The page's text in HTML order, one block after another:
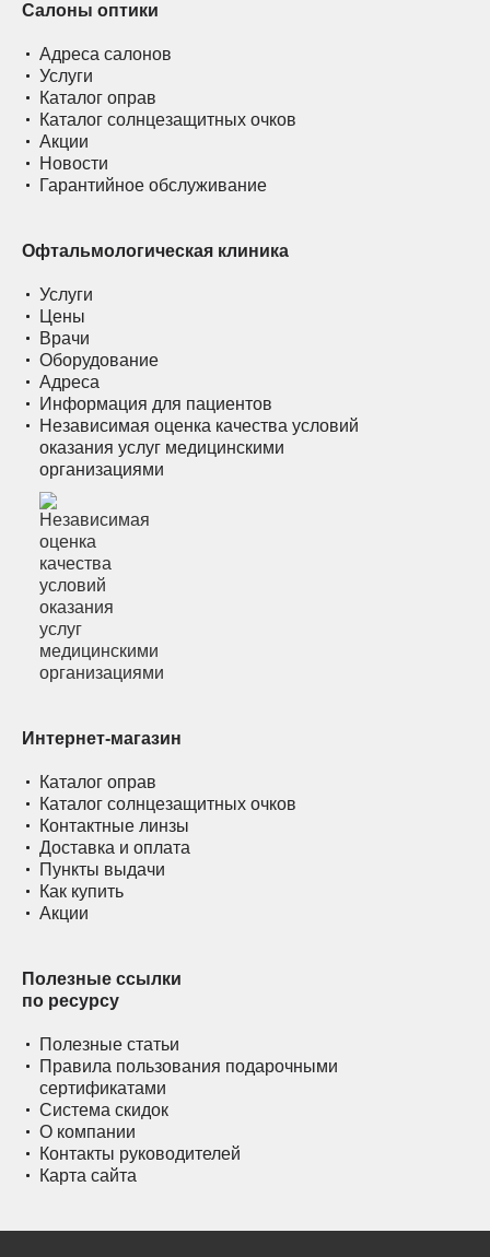
Салоны оптики
Адреса салонов
Услуги
Каталог оправ
Каталог солнцезащитных очков
Акции
Новости
Гарантийное обслуживание
Офтальмологическая клиника
Услуги
Цены
Врачи
Оборудование
Адреса
Информация для пациентов
Независимая оценка качества условий
оказания услуг медицинскими
организациями
Интернет-магазин
Каталог оправ
Каталог солнцезащитных очков
Контактные линзы
Доставка и оплата
Пункты выдачи
Как купить
Акции
Полезные ссылки
по ресурсу
Полезные статьи
Правила пользования подарочными
сертификатами
Система скидок
О компании
Контакты руководителей
Карта сайта